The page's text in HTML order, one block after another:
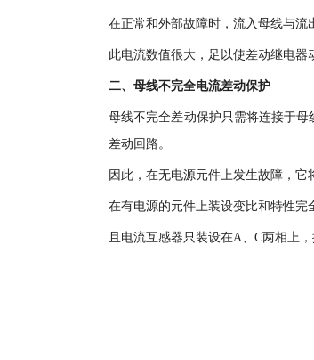
在正常和外部故障时，流入母线与流
此电流数值很大，足以使差动继电器
二、母线不完全电流差动保护
母线不完全差动保护只需将连接于
差动回路。
因此，在无电源元件上发生故障，
在有电源的元件上装设变比和特性完
且电流互感器只装设在A、C两相上